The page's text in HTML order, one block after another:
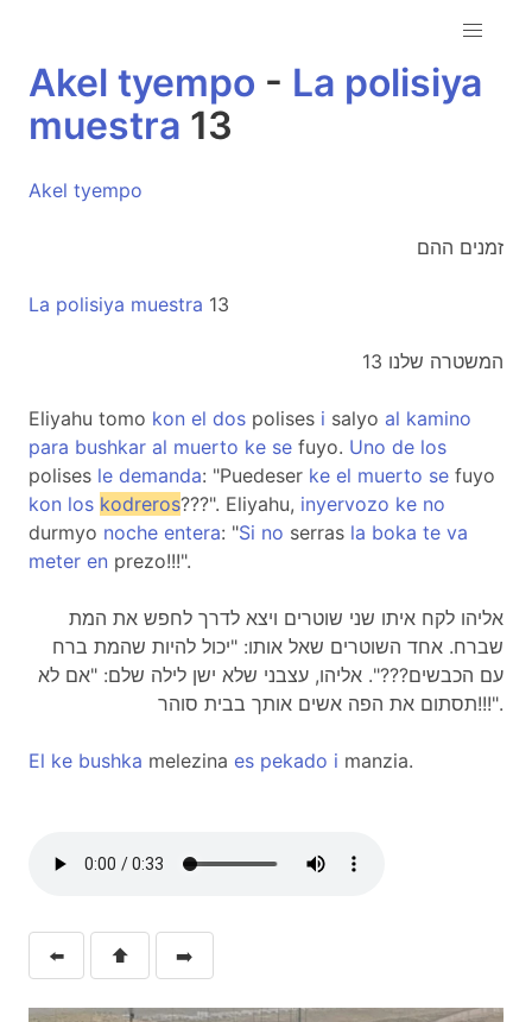
Akel tyempo - La polisiya
muestra 13
Akel tyempo
זמנים ההם
La polisiya muestra 13
המשטרה שלנו 13
Eliyahu tomo kon el dos polises i salyo al kamino
para bushkar al muerto ke se fuyo. Uno de los
polises le demanda: "Puedeser ke el muerto se fuyo
kon los kodreros???". Eliyahu, inyervozo ke no
durmyo noche entera: "Si no serras la boka te va
meter en prezo!!!".
אליהו לקח איתו שני שוטרים ויצא לדרך לחפש את המת
שברח. אחד השוטרים שאל אותו: "יכול להיות שהמת ברח
עם הכבשים???". אליהו, עצבני שלא ישן לילה שלם: "אם לא
תסתום את הפה אשים אותך בבית סוהר!!!".
El ke bushka melezina es pekado i manzia.
⬅️ ⬆️ ➡️